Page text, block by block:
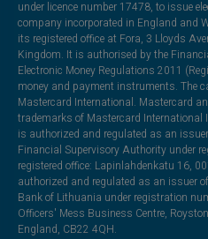
under licence number 17478, to issue
company incorporated in England and
its registered office at Fora, 3 Lloyds
Kingdom. It is authorised by the
Electronic Money Regulations 2011
money and payment instruments. The
Mastercard International. Mastercard
trademarks of Mastercard International
is authorized and regulated as an
Financial Supervisory Authority under
registered office: Lapinlahdenkatu 16,
authorized and regulated as an issuer
Bank of Lithuania under registration
Officers' Mess Business Centre,
England, CB22 4QH.